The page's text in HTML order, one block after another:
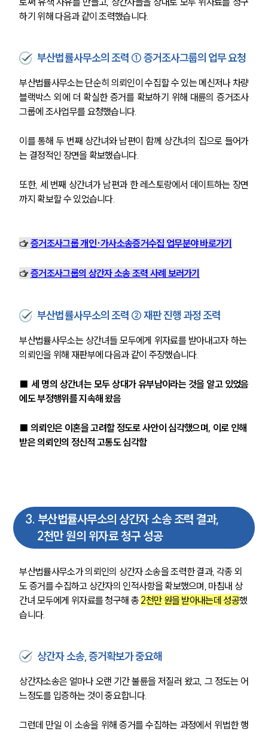
하기 위해 다음과 같이 조력했습니다.
부산법률사무소의 조력 ① 증거조사그룹의 업무 요청
부산법률사무소는 단순히 의뢰인이 수집할 수 있는 메신저나 차량
블랙박스 외에 더 확실한 증거를 확보하기 위해 대륜의 증거조사
그룹에 조사업무를 요청했습니다.
이를 통해 두 번째 상간녀와 남편이 함께 상간녀의 집으로 들어가
는 결정적인 장면을 확보했습니다.
또한, 세 번째 상간녀가 남편과 한 레스토랑에서 데이트하는 장면
까지 확보할 수 있었습니다.
☞ 증거조사그룹 개인·가사소송증거수집 업무분야 바로가기
☞ 증거조사그룹의 상간자 소송 조력 사례 보러가기
부산법률사무소의 조력 ② 재판 진행 과정 조력
부산법률사무소는 상간녀들 모두에게 위자료를 받아내고자 하는
의뢰인을 위해 재판부에 다음과 같이 주장했습니다.
■ 세 명의 상간녀는 모두 상대가 유부남이라는 것을 알고 있었음
에도 부정행위를 지속해 왔음
■ 의뢰인은 이혼을 고려할 정도로 사안이 심각했으며, 이로 인해
받은 의뢰인의 정신적 고통도 심각함
3. 부산법률사무소의 상간자 소송 조력 결과,
2천만 원의 위자료 청구 성공
부산법률사무소가 의뢰인의 상간자 소송을 조력한 결과, 각종 외
도 증거를 수집하고 상간자의 인적사항을 확보했으며, 마침내 상
간녀 모두에게 위자료를 청구해 총 2천만 원을 받아내는데 성공했
습니다.
상간자 소송, 증거확보가 중요해
상간자소송은 얼마나 오랜 기간 불륜을 저질러 왔고, 그 정도는 어
느정도를 입증하는 것이 중요합니다.
그런데 만일 이 소송을 위해 증거를 수집하는 과정에서 위법한 행